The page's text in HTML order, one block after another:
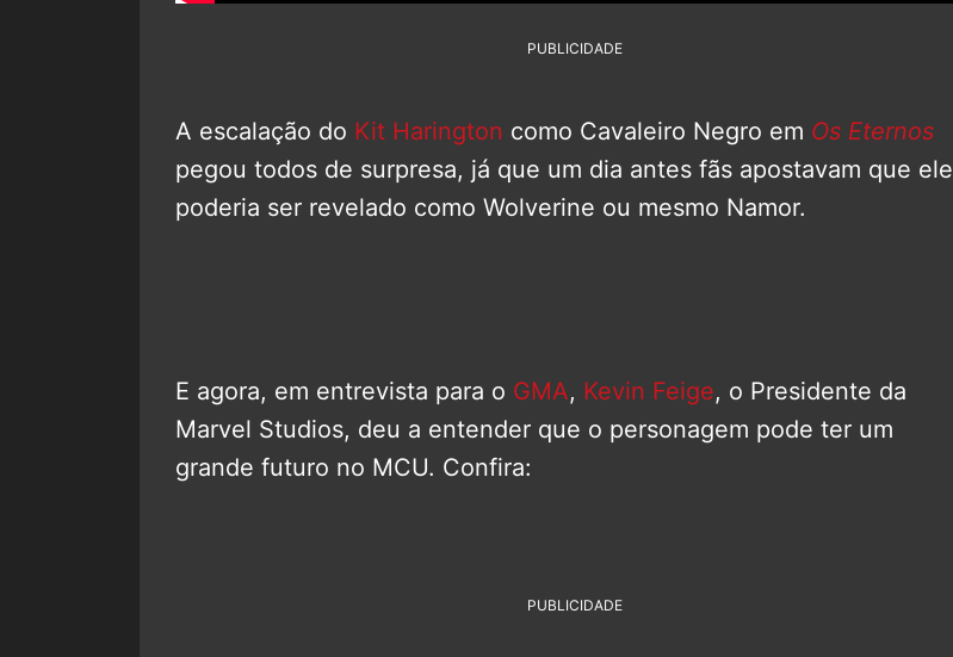
PUBLICIDADE
A escalação do Kit Harington como Cavaleiro Negro em Os Eternos
pegou todos de surpresa, já que um dia antes fãs apostavam que ele
poderia ser revelado como Wolverine ou mesmo Namor.
E agora, em entrevista para o GMA, Kevin Feige, o Presidente da
Marvel Studios, deu a entender que o personagem pode ter um
grande futuro no MCU. Confira:
PUBLICIDADE